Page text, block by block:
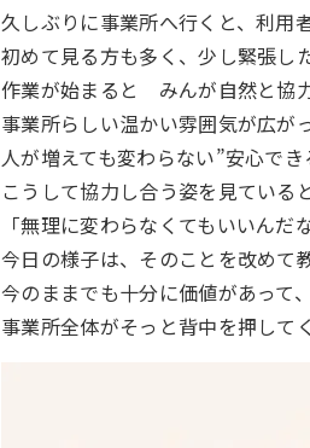
久しぶりに事業所へ行くと、利用
初めて見る方も多く、少し緊張し
作業が始まると みんが自然と協
事業所らしい温かい雰囲気が広が
人が増えても変わらない”安心で
こうして協力し合う姿を見ている
「無理に変わらなくてもいいんだ
今日の様子は、そのことを改めて
今のままでも十分に価値があって
事業所全体がそっと背中を押して